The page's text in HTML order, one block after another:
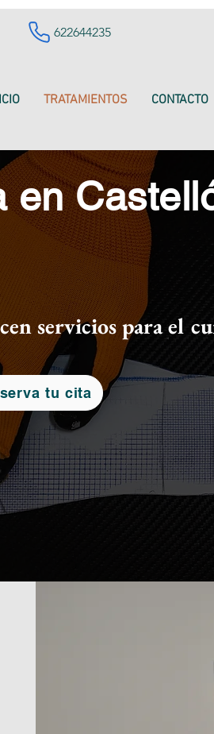
622644235
TRATAMIENTOS CONTACTO
en
servicios para el
tu cita